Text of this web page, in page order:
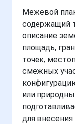
Межевой
содержащий
описание
площадь,
точек,
смежных
или
для